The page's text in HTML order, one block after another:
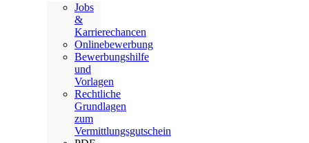
Jobs
&
Karrierechancen
Onlinebewerbung
Bewerbungshilfe
und
Vorlagen
Rechtliche
Grundlagen
zum
Vermittlungsgutschein